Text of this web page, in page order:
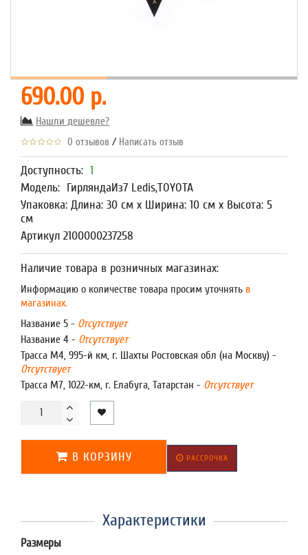
690.00 р.
Нашли дешевле?
0 отзывов / Написать отзыв
Доступность: 1
Модель: ГирляндаИз7 Ledis,TOYOTA
Упаковка: Длина: 30 см x Ширина: 10 см x Высота: 5
см
Артикул 2100000237258
Наличие товара в розничных магазинах:
Информацию о количестве товара просим уточнять в
магазинах.
Название 5 - Отсутствует
Название 4 - Отсутствует
Трасса М4, 995-й км, г. Шахты Ростовская обл (на Москву) -
Отсутствует
Трасса М7, 1022-км, г. Елабуга, Татарстан - Отсутствует
В КОРЗИНУ РАССРОЧКА
Характеристики
Размеры